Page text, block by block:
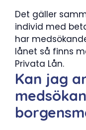
Det gäller
individ med
har
lånet så finns
Privata Lån.
Kan jag